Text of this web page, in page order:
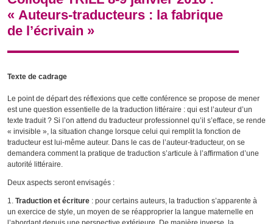
« Auteurs-traducteurs : la fabrique
de l’écrivain »
Texte de cadrage
Le point de départ des réflexions que cette conférence se propose de mener
est une question essentielle de la traduction littéraire : qui est l’auteur d’un
texte traduit ? Si l’on attend du traducteur professionnel qu’il s’efface, se rende
« invisible », la situation change lorsque celui qui remplit la fonction de
traducteur est lui-même auteur. Dans le cas de l’auteur-traducteur, on se
demandera comment la pratique de traduction s’articule à l’affirmation d’une
autorité littéraire.
Deux aspects seront envisagés :
Traduction et écriture : pour certains auteurs, la traduction s’apparente à
un exercice de style, un moyen de se réapproprier la langue maternelle en